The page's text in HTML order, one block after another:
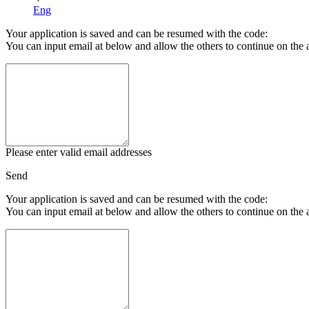
Eng
Your application is saved and can be resumed with the code:
You can input email at below and allow the others to continue on the
Please enter valid email addresses
Send
Your application is saved and can be resumed with the code:
You can input email at below and allow the others to continue on the